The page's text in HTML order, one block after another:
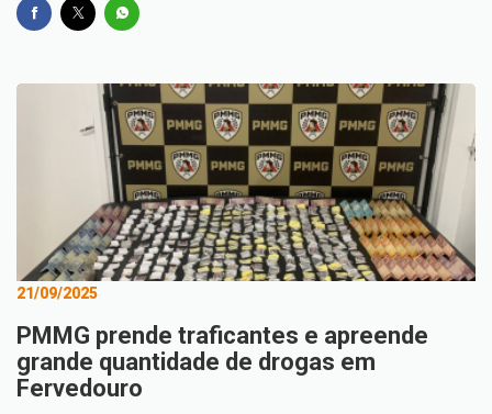
21/09/2025
PMMG prende traficantes e apreende
grande quantidade de drogas em
Fervedouro